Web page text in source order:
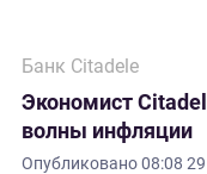
Банк Citadele
Экономист
волны инфляции
Опубликовано08:08